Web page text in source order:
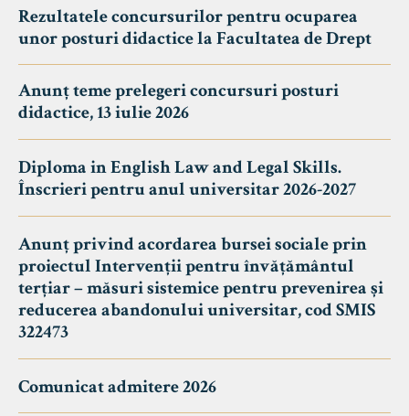
Rezultatele concursurilor pentru ocuparea
unor posturi didactice la Facultatea de Drept
Anunț teme prelegeri concursuri posturi
didactice, 13 iulie 2026
Diploma in English Law and Legal Skills.
Înscrieri pentru anul universitar 2026-2027
Anunț privind acordarea bursei sociale prin
proiectul Intervenții pentru învățământul
terțiar – măsuri sistemice pentru prevenirea și
reducerea abandonului universitar, cod SMIS
322473
Comunicat admitere 2026